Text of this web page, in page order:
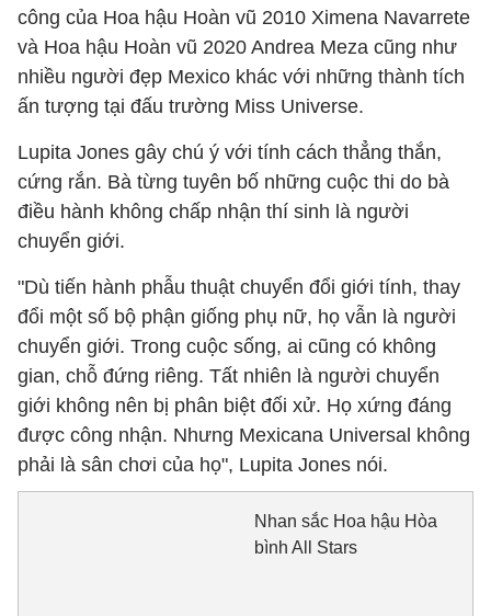
công của Hoa hậu Hoàn vũ 2010 Ximena Navarrete
và Hoa hậu Hoàn vũ 2020 Andrea Meza cũng như
nhiều người đẹp Mexico khác với những thành tích
ấn tượng tại đấu trường Miss Universe.
Lupita Jones gây chú ý với tính cách thẳng thắn,
cứng rắn. Bà từng tuyên bố những cuộc thi do bà
điều hành không chấp nhận thí sinh là người
chuyển giới.
"Dù tiến hành phẫu thuật chuyển đổi giới tính, thay
đổi một số bộ phận giống phụ nữ, họ vẫn là người
chuyển giới. Trong cuộc sống, ai cũng có không
gian, chỗ đứng riêng. Tất nhiên là người chuyển
giới không nên bị phân biệt đối xử. Họ xứng đáng
được công nhận. Nhưng Mexicana Universal không
phải là sân chơi của họ", Lupita Jones nói.
Nhan sắc Hoa hậu Hòa
bình All Stars